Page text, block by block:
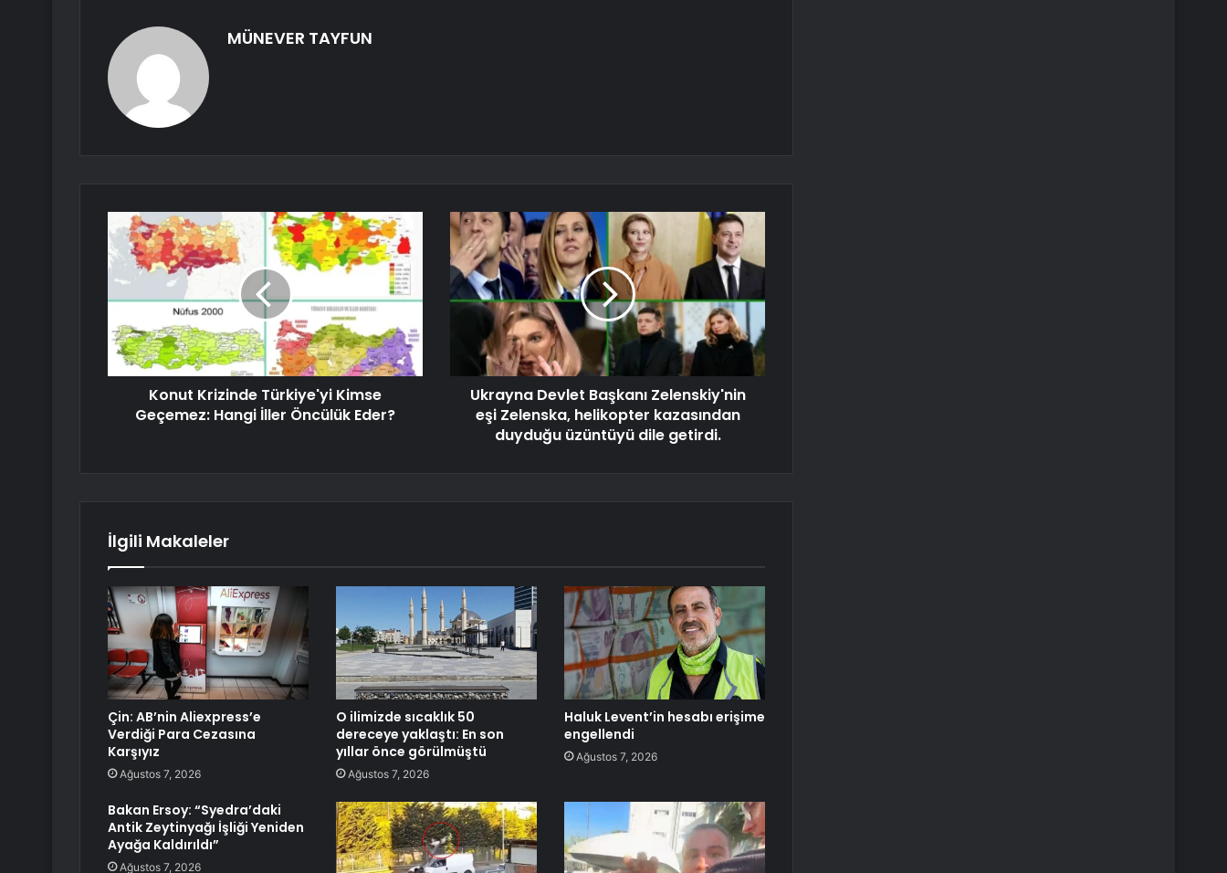
MÜNEVER TAYFUN
Konut Krizinde Türkiye'yi Kimse
Geçemez: Hangi İller Öncülük Eder?
Ukrayna Devlet Başkanı Zelenskiy'nin
eşi Zelenska, helikopter kazasından
duyduğu üzüntüyü dile getirdi.
İlgili Makaleler
Çin: AB’nin Aliexpress’e
Verdiği Para Cezasına
Karşıyız
Ağustos 7, 2026
O ilimizde sıcaklık 50
dereceye yaklaştı: En son
yıllar önce görülmüştü
Ağustos 7, 2026
Haluk Levent’in hesabı erişime
engellendi
Ağustos 7, 2026
Bakan Ersoy: “Syedra’daki
Antik Zeytinyağı İşliği Yeniden
Ayağa Kaldırıldı”
Ağustos 7, 2026